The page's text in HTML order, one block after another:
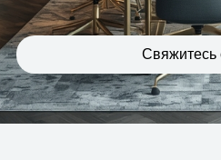
Свяжитесь